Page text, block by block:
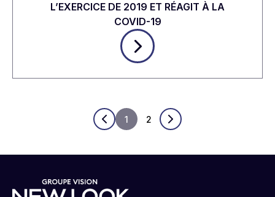
L’EXERCICE DE 2019 ET RÉAGIT À LA
COVID-19
1 2